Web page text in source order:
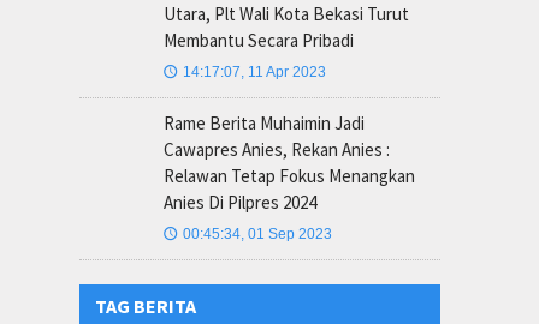
Utara, Plt Wali Kota Bekasi Turut
Membantu Secara Pribadi
🕔 14:17:07, 11 Apr 2023
Rame Berita Muhaimin Jadi
Cawapres Anies, Rekan Anies :
Relawan Tetap Fokus Menangkan
Anies Di Pilpres 2024
🕔 00:45:34, 01 Sep 2023
TAG BERITA